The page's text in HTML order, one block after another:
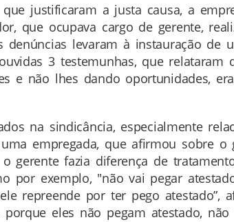
justificaram a justa causa, a
que ocupava cargo de gerente,
denúncias levaram à instauração
3 testemunhas, que
e não lhes dando oportunidades,
na sindicância, especialmente
empregada, que afirmou sobre
gerente fazia diferença de
por exemplo, "não vai pegar
repreende por ter pego atestado”,
eles não pegam atestado,